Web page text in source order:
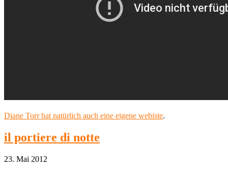
Diane Torr hat natürlich auch eine eigene webiste.
il portiere di notte
23. Mai 2012